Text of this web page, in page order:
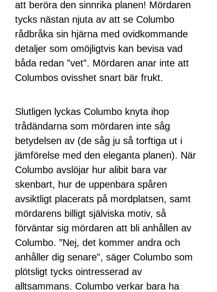
att beröra den sinnrika planen! Mördaren
tycks nästan njuta av att se Columbo
rådbråka sin hjärna med ovidkommande
detaljer som omöjligtvis kan bevisa vad
båda redan ”vet”. Mördaren anar inte att
Columbos ovisshet snart bär frukt.
Slutligen lyckas Columbo knyta ihop
trådändarna som mördaren inte såg
betydelsen av (de såg ju så torftiga ut i
jämförelse med den eleganta planen). När
Columbo avslöjar hur alibit bara var
skenbart, hur de uppenbara spåren
avsiktligt placerats på mordplatsen, samt
mördarens billigt själviska motiv, så
förväntar sig mördaren att bli anhållen av
Columbo. ”Nej, det kommer andra och
anhåller dig senare”, säger Columbo som
plötsligt tycks ointresserad av
alltsammans. Columbo verkar bara ha